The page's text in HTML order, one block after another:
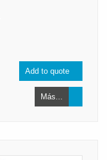
Más...